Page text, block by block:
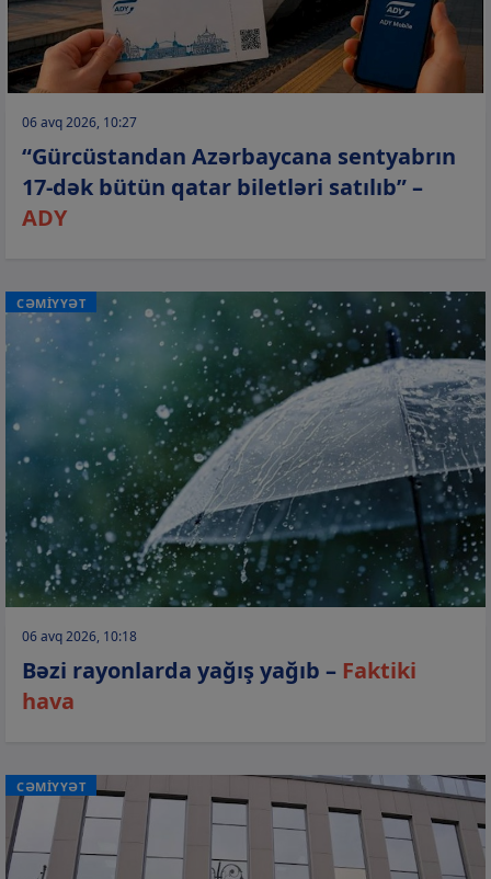
06 avq 2026, 10:27
“Gürcüstandan Azərbaycana sentyabrın
17-dək bütün qatar biletləri satılıb” –
ADY
CƏMİYYƏT
06 avq 2026, 10:18
Bəzi rayonlarda yağış yağıb – Faktiki
hava
CƏMİYYƏT